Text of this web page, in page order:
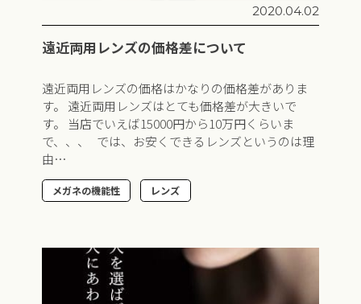
2020.04.02
遠近両用レンズの価格差について
遠近両用レンズの価格はかなりの価格差がありま
す。 遠近両用レンズはとても価格差が大きいで
す。 当店でいえば15000円から10万円くらいま
で、、、 では、お安くできるレンズというのは理
由…
メガネの機能性 レンズ